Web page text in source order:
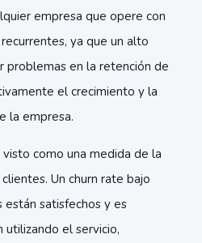
empresa que opere con
ya que un alto
problemas en la retención de
el crecimiento y la
la empresa.
como una medida de la
Un churn rate bajo
satisfechos y es
el servicio,